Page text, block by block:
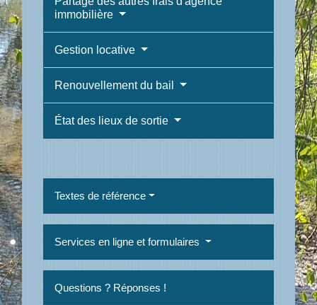
immobilière
Gestion locative
Renouvellement du bail
État des lieux de sortie
Textes de référence
Services en ligne et formulaires
Questions ? Réponses !